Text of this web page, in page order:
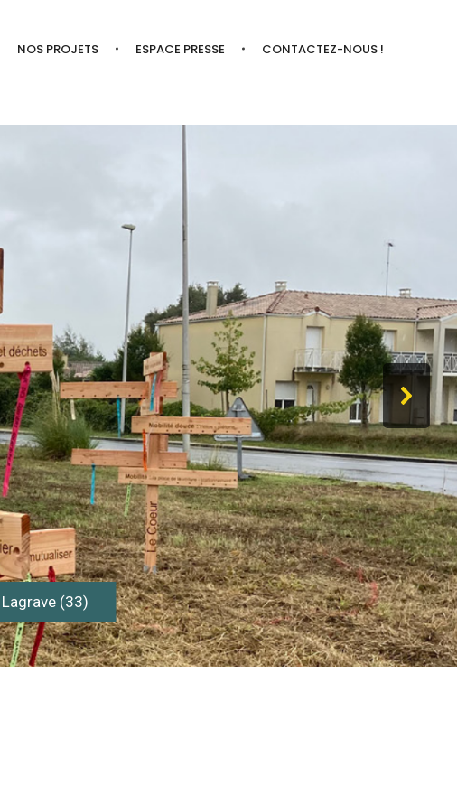
NOS PROJETS ESPACE PRESSE CONTACTEZ-NOUS !
(33)